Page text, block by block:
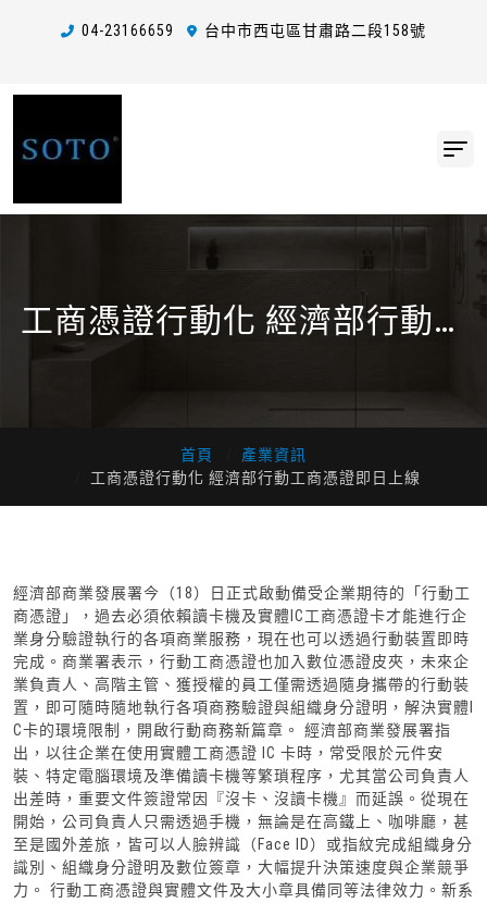
04-231 66659 台中市西屯區甘肅路二段158號
工商憑證行動化 經濟部行動工
首頁
產業資訊
工商憑證行動化 經濟部行動工商憑證即日上線
經濟部商業發展署今（18）日正式啟動備受企業期待的「行動工
商憑證」，過去必須依賴讀卡機及實體IC工商憑證卡才能進行企
業身分驗證執行的各項商業服務，現在也可以透過行動裝置即時
完成。商業署表示，行動工商憑證也加入數位憑證皮夾，未來企
業負責人、高階主管、獲授權的員工僅需透過隨身攜帶的行動裝
置，即可隨時隨地執行各項商務驗證與組織身分證明，解決實體I
C卡的環境限制，開啟行動商務新篇章。 經濟部商業發展署指
出，以往企業在使用實體工商憑證 IC 卡時，常受限於元件安
裝、特定電腦環境及準備讀卡機等繁瑣程序，尤其當公司負責人
出差時，重要文件簽證常因『沒卡、沒讀卡機』而延誤。從現在
開始，公司負責人只需透過手機，無論是在高鐵上、咖啡廳，甚
至是國外差旅，皆可以人臉辨識（Face ID）或指紋完成組織身分
識別、組織身分證明及數位簽章，大幅提升決策速度與企業競爭
力。 行動工商憑證與實體文件及大小章具備同等法律效力。新系